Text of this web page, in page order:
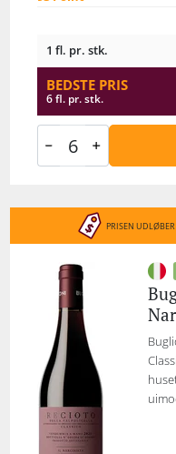
1 fl. pr. stk.
BEDSTE PRIS
6 fl. pr. stk.
PRISEN